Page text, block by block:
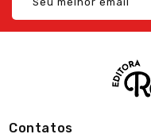
Contatos